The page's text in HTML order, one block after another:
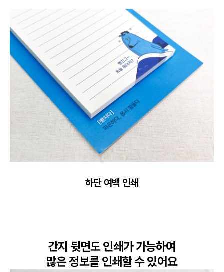
하단 여백 인쇄
간지 뒷면도 인쇄가 가능하여
많은 정보를 인쇄할 수 있어요